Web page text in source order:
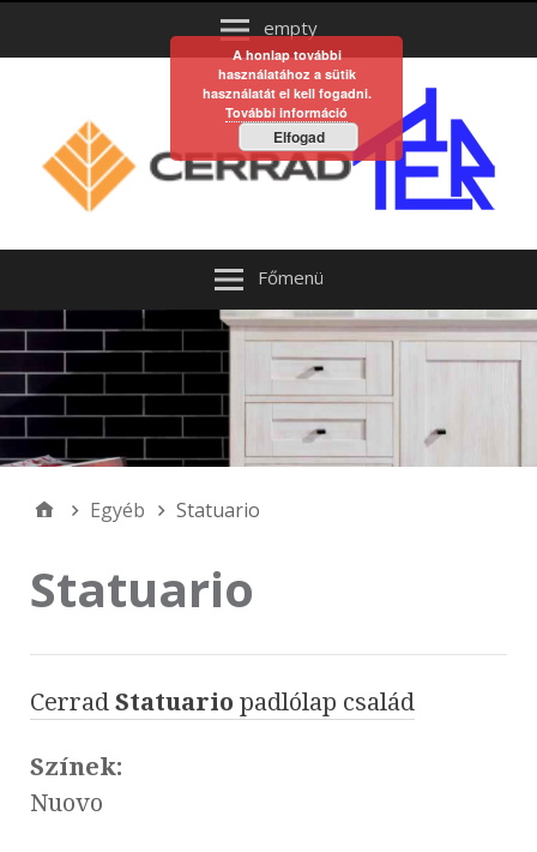
empty
Főmenü
Egyéb Statuario
Statuario
Cerrad Statuario padlólap család
Színek:
Nuovo
A honlap további
használatához a sütik
használatát el kell fogadni.
További információ
Elfogad